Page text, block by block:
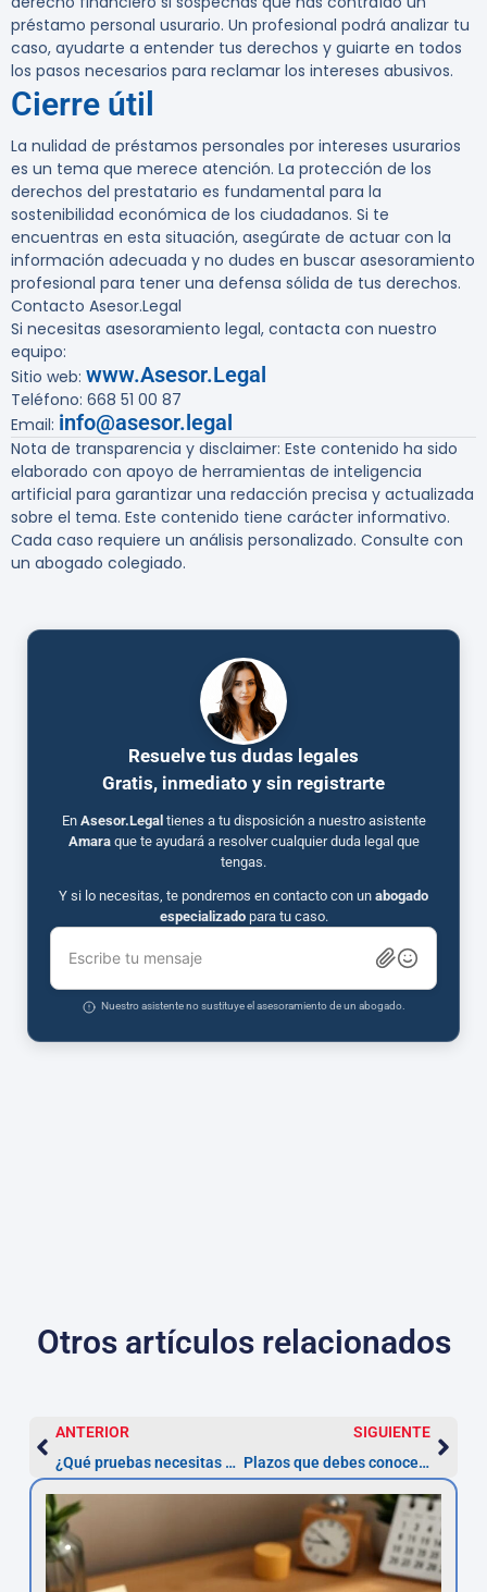
préstamo personal usurario. Un profesional podrá analizar tu
caso, ayudarte a entender tus derechos y guiarte en todos
los pasos necesarios para reclamar los intereses abusivos.
Cierre útil
La nulidad de préstamos personales por intereses usurarios
es un tema que merece atención. La protección de los
derechos del prestatario es fundamental para la
sostenibilidad económica de los ciudadanos. Si te
encuentras en esta situación, asegúrate de actuar con la
información adecuada y no dudes en buscar asesoramiento
profesional para tener una defensa sólida de tus derechos.
Contacto Asesor.Legal
Si necesitas asesoramiento legal, contacta con nuestro
equipo:
Sitio web: www.Asesor.Legal
Teléfono: 668 51 00 87
Email: info@asesor.legal
Nota de transparencia y disclaimer: Este contenido ha sido
elaborado con apoyo de herramientas de inteligencia
artificial para garantizar una redacción precisa y actualizada
sobre el tema. Este contenido tiene carácter informativo.
Cada caso requiere un análisis personalizado. Consulte con
un abogado colegiado.
Resuelve tus dudas legales
Gratis, inmediato y sin registrarte
En Asesor.Legal tienes a tu disposición a nuestro asistente
Amaraque te ayudará a resolver cualquier duda legal que
tengas.
Y si lo necesitas, te pondremos en contacto con un abogado
especializadopara tu caso.
Escribe tu mensaje
Nuestro asistente no sustituye el asesoramiento de un abogado.
Otros artículos relacionados
ANTERIOR
¿Qué pruebas necesitas para demostrar que tu préstamo tiene un interés usurario?
SIGUIENTE
Plazos que debes conocer para reclamar la nulidad de tu préstamo